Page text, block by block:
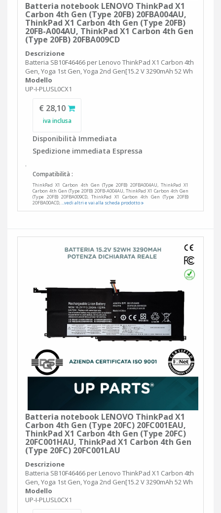
Batteria notebook LENOVO ThinkPad X1
Carbon 4th Gen (Type 20FB) 20FBA004AU,
ThinkPad X1 Carbon 4th Gen (Type 20FB)
20FB-A004AU, ThinkPad X1 Carbon 4th Gen
(Type 20FB) 20FBA009CD
Descrizione
Batteria SB10F46466 per Lenovo ThinkPad X1 Carbon 4th
Gen, Yoga 1st Gen, Yoga 2nd Gen[15.2 V 3290mAh 52 Wh
Modello
UP-I-PLUSL0CX1
€ 28,10
iva inclusa
Disponibilità Immediata
Spedizione immediata Espressa
.
Compatibilità :
ThinkPad X1 Carbon 4th Gen (Type 20FB) 20FBA004AU, ThinkPad X1
Carbon 4th Gen (Type 20FB) 20FB-A004AU, ThinkPad X1 Carbon 4th Gen
(Type 20FB) 20FBA009CD, ThinkPad X1 Carbon 4th Gen (Type 20FB)
20FBA00ACD,...vedi altri e vai alla scheda prodotto
Batteria notebook LENOVO ThinkPad X1
Carbon 4th Gen (Type 20FC) 20FC001EAU,
ThinkPad X1 Carbon 4th Gen (Type 20FC)
20FC001HAU, ThinkPad X1 Carbon 4th Gen
(Type 20FC) 20FC001LAU
Descrizione
Batteria SB10F46466 per Lenovo ThinkPad X1 Carbon 4th
Gen, Yoga 1st Gen, Yoga 2nd Gen[15.2 V 3290mAh 52 Wh
Modello
UP-I-PLUSL0CX1